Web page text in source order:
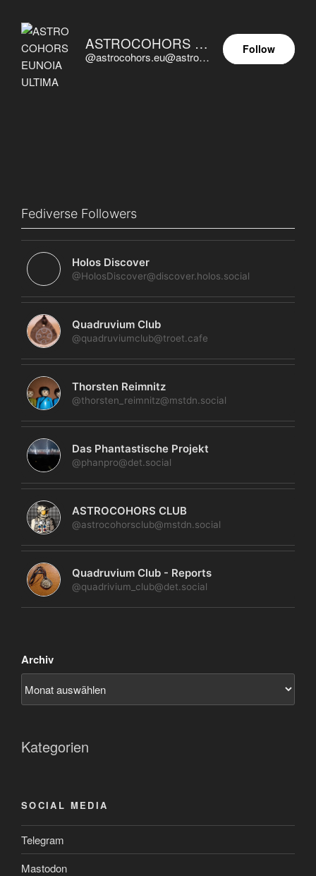
ASTROCOHORS EUNOIA ULTIMA
@astrocohors.eu@astrocohors.eu
Follow
Fediverse Followers
Holos Discover
@HolosDiscover@discover.holos.social
Quadruvium Club
@quadruviumclub@troet.cafe
Thorsten Reimnitz
@thorsten_reimnitz@mstdn.social
Das Phantastische Projekt
@phanpro@det.social
ASTROCOHORS CLUB
@astrocohorsclub@mstdn.social
Quadruvium Club - Reports
@quadrivium_club@det.social
Archiv
Kategorien
SOCIAL MEDIA
Telegram
Mastodon